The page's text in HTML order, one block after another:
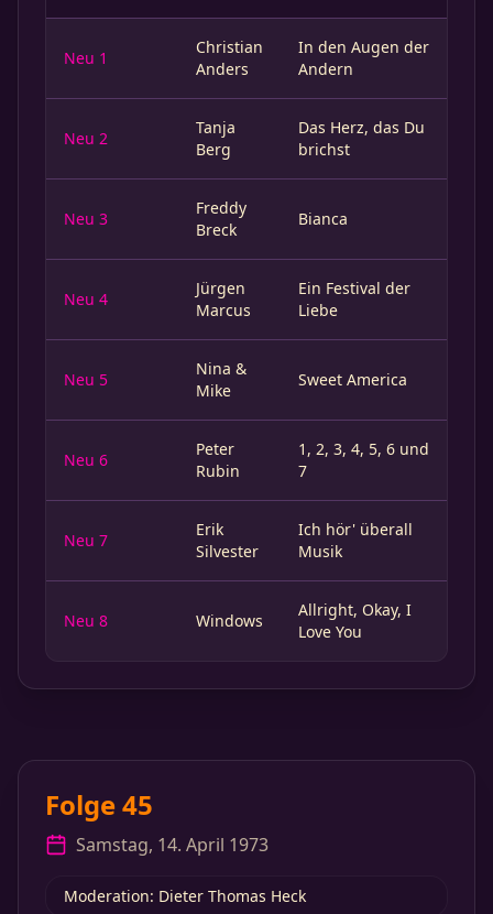
Neu 1
Christian
Anders
In den Augen der
Andern
Neu 2
Tanja
Berg
Das Herz, das Du
brichst
Neu 3
Freddy
Breck
Bianca
Neu 4
Jürgen
Marcus
Ein Festival der
Liebe
Neu 5
Nina &
Mike
Sweet America
Neu 6
Peter
Rubin
1, 2, 3, 4, 5, 6 und
7
Neu 7
Erik
Silvester
Ich hör' überall
Musik
Neu 8 Windows
Allright, Okay, I
Love You
Folge 45
Samstag, 14. April 1973
Moderation: Dieter Thomas Heck